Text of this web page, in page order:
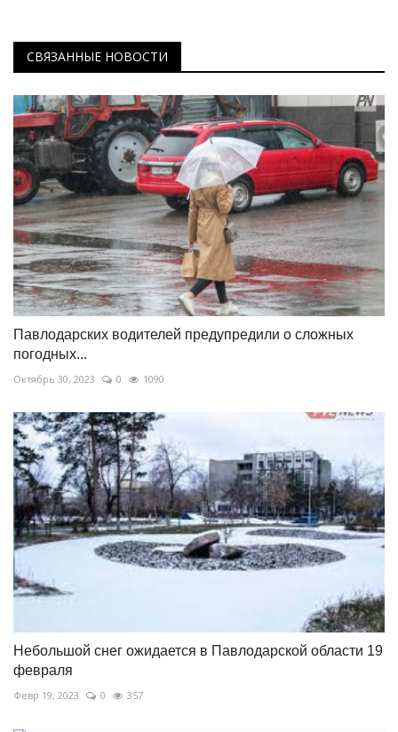
СВЯЗАННЫЕ НОВОСТИ
Павлодарских водителей предупредили о сложных
погодных...
Октябрь 30, 2023 0 1090
Небольшой снег ожидается в Павлодарской области 19
февраля
Февр 19, 2023 0 357